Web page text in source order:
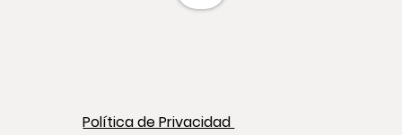
Política de Privacidad